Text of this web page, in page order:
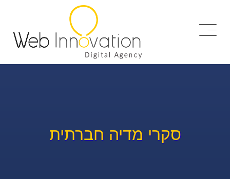
סקרי מדיה חברתית